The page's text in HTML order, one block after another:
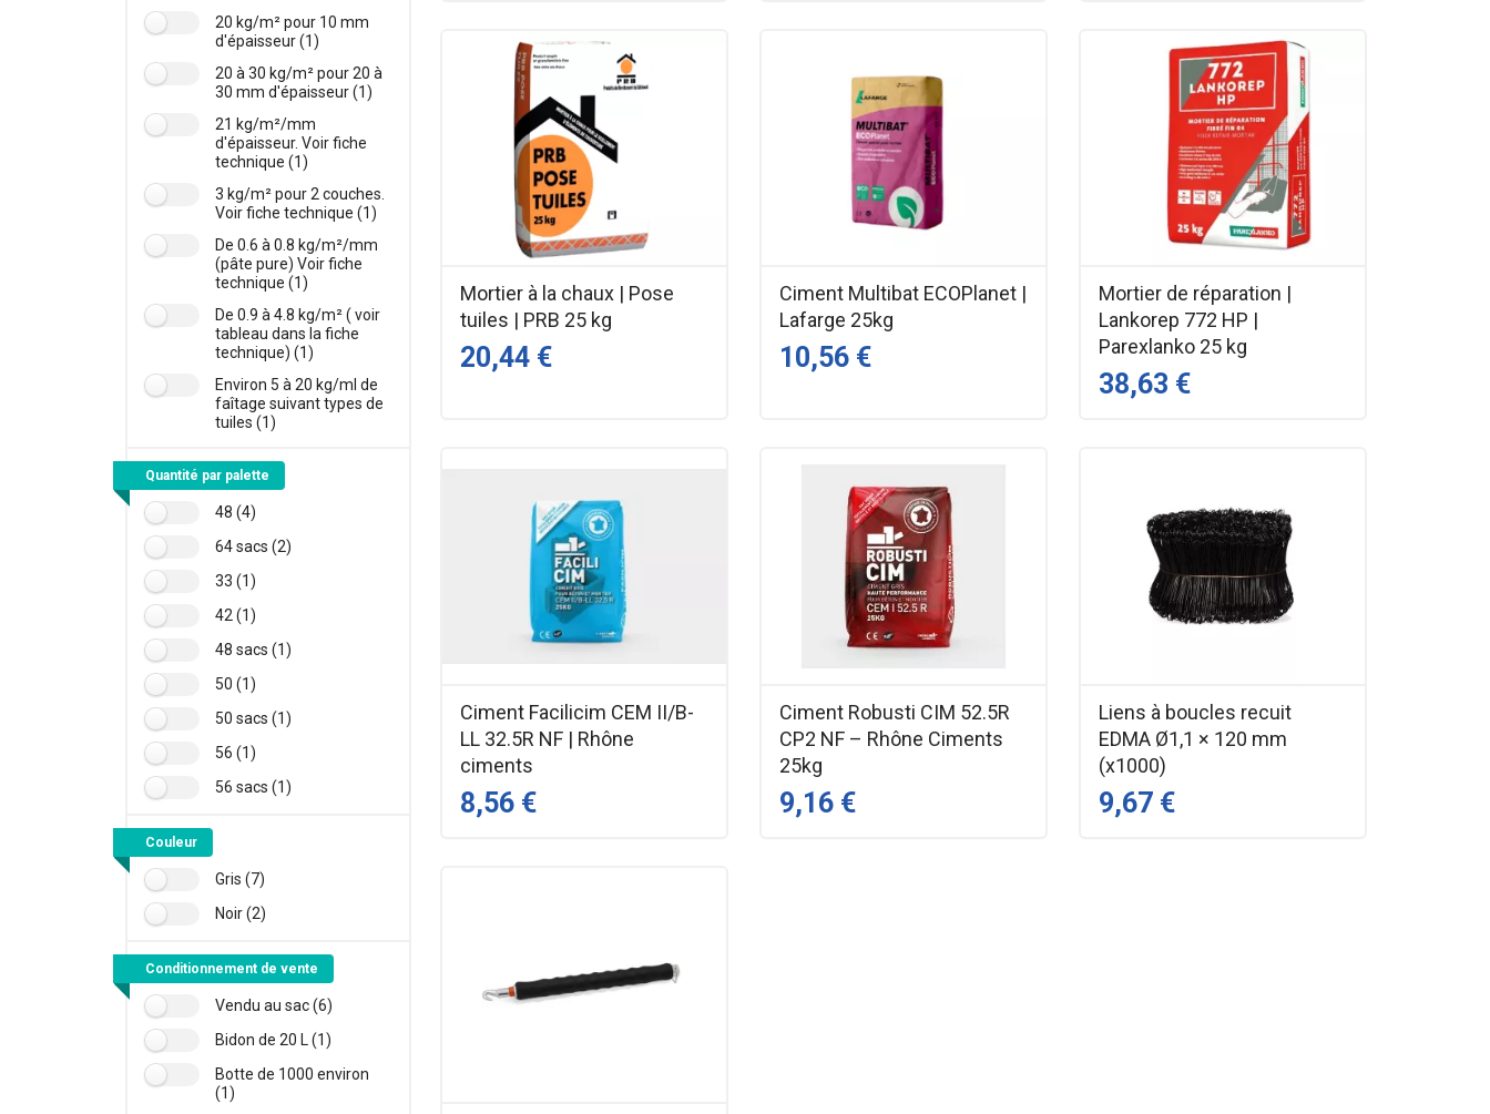
20 kg/m² pour 10 mm
d'épaisseur (1)
20 à 30 kg/m² pour 20 à
30 mm d'épaisseur (1)
21 kg/m²/mm
d'épaisseur. Voir fiche
technique (1)
3 kg/m² pour 2 couches.
Voir fiche technique (1)
De 0.6 à 0.8 kg/m²/mm
(pâte pure) Voir fiche
technique (1)
De 0.9 à 4.8 kg/m² ( voir
tableau dans la fiche
technique) (1)
Environ 5 à 20 kg/ml de
faîtage suivant types de
tuiles (1)
Quantité par palette
48 (4)
64 sacs (2)
33 (1)
42 (1)
48 sacs (1)
50 (1)
50 sacs (1)
56 (1)
56 sacs (1)
Couleur
Gris (7)
Noir (2)
Conditionnement de vente
Vendu au sac (6)
Bidon de 20 L (1)
Botte de 1000 environ
(1)
Mortier à la chaux | Pose
tuiles | PRB 25 kg
20,44 €
Ciment Multibat ECOPlanet |
Lafarge 25kg
10,56 €
Mortier de réparation |
Lankorep 772 HP |
Parexlanko 25 kg
38,63 €
Ciment Facilicim CEM II/B-
LL 32.5R NF | Rhône
ciments
8,56 €
Ciment Robusti CIM 52.5R
CP2 NF – Rhône Ciments
25kg
9,16 €
Liens à boucles recuit
EDMA Ø1,1 × 120 mm
(x1000)
9,67 €